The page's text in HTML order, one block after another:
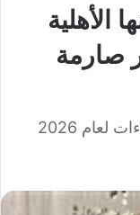
الأهلية
معايير صارمة
2026